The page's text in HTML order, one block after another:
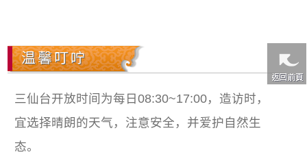
温馨叮咛
三仙台开放时间为每日08:30~17:00，造访时，
宜选择晴朗的天气，注意安全，并爱护自然生
态。